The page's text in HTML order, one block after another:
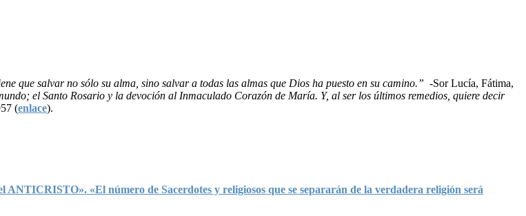
que salvar no sólo su alma, sino salvar a todas las almas que Dios ha puesto en su camino.” -Sor Lucía, Fátima,
el Santo Rosario y la devoción al Inmaculado Corazón de María. Y, al ser los últimos remedios, quiere decir
(enlace).
«El número de Sacerdotes y religiosos que se separarán de la verdadera religión será